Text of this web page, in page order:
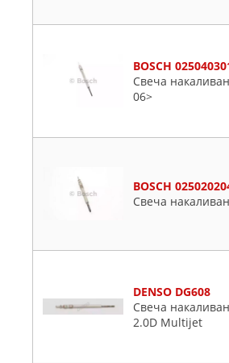
BOSCH
Свеча
06>
BOSCH
Свеча
DENSO DG608
Свеча
2.0D Multijet